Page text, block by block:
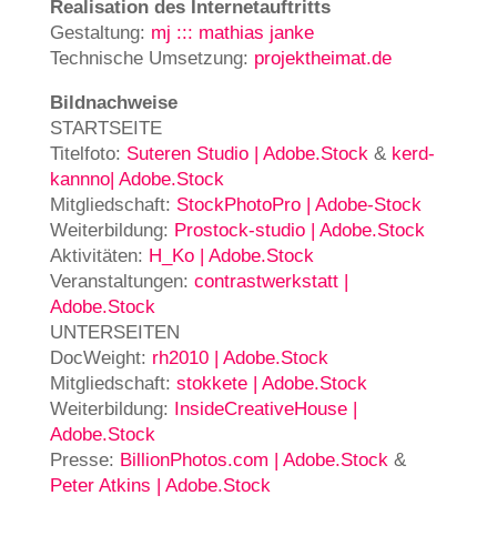
Rea­li­sa­ti­on des Inter­net­auf­tritts
Gestal­tung: mj ::: mathi­as jan­ke
Tech­ni­sche Umset­zung: projektheimat.de
Bild­nach­wei­se
STARTSEITE
Titel­fo­to: Sute­ren Stu­dio | Adobe.Stock& kerd­
kann­no| Adobe.Stock
Mit­glied­schaft: Stock­Pho­to­Pro | Ado­be-Stock
Wei­ter­bil­dung: Pro­stock-stu­dio | Adobe.Stock
Akti­vi­tä­ten: H_Ko | Adobe.Stock
Ver­an­stal­tun­gen: con­trast­werk­statt |
Adobe.Stock
UNTERSEITEN
Doc­Weight: rh2010 | Adobe.Stock
Mit­glied­schaft: stok­ke­te | Adobe.Stock
Wei­ter­bil­dung: Insi­de­Crea­ti­ve­Hou­se |
Adobe.Stock
Pres­se: BillionPhotos.com | Adobe.Stock&
Peter Atkins | Adobe.Stock